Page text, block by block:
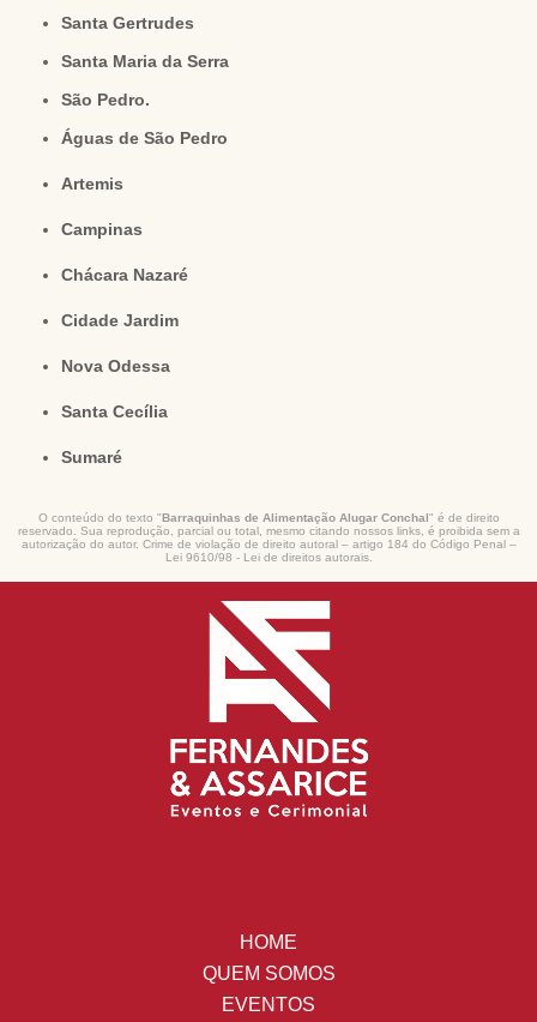
Santa Gertrudes
Santa Maria da Serra
São Pedro.
Águas de São Pedro
Artemis
Campinas
Chácara Nazaré
Cidade Jardim
Nova Odessa
Santa Cecília
Sumaré
O conteúdo do texto " Barraquinhas de Alimentação Alugar Conchal " é de direito
reservado. Sua reprodução, parcial ou total, mesmo citando nossos links, é proibida sem a
autorização do autor. Crime de violação de direito autoral – artigo 184 do Código Penal –
Lei 9610/98 - Lei de direitos autorais.
HOME
QUEM SOMOS
EVENTOS